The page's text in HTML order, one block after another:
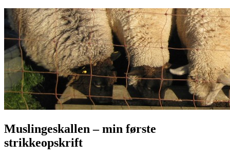
Muslingeskallen – min første
strikkeopskrift